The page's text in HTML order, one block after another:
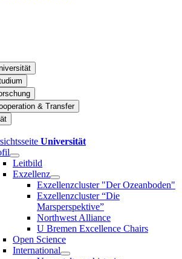
& Transfer
Universität
Leitbild
Exzellenz
Exzellenzcluster "Der Ozeanboden"
Exzellenzcluster “Die
Marsperspektive”
Northwest Alliance
U Bremen Excellence Chairs
Open Science
International